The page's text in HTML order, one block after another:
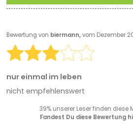
Bewertung von biermann,vom Dezember
nur einmal im leben
nicht empfehlenswert
39% unserer Leser finden diese
Fandest Du diese Bewertung